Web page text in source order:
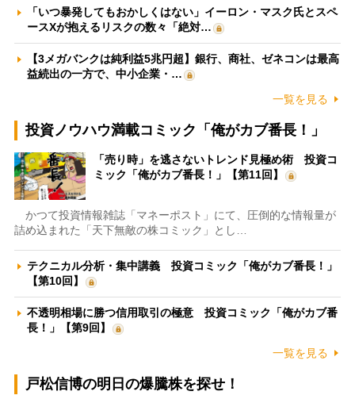
「いつ暴発してもおかしくはない」イーロン・マスク氏とスペ
ースXが抱えるリスクの数々「絶対…
【3メガバンクは純利益5兆円超】銀行、商社、ゼネコンは最高
益続出の一方で、中小企業・…
一覧を見る
投資ノウハウ満載コミック「俺がカブ番長！」
「売り時」を逃さないトレンド見極め術 投資コ
ミック「俺がカブ番長！」【第11回】
かつて投資情報雑誌「マネーポスト」にて、圧倒的な情報量が
詰め込まれた「天下無敵の株コミック」とし…
テクニカル分析・集中講義 投資コミック「俺がカブ番長！」
【第10回】
不透明相場に勝つ信用取引の極意 投資コミック「俺がカブ番
長！」【第9回】
一覧を見る
戸松信博の明日の爆騰株を探せ！